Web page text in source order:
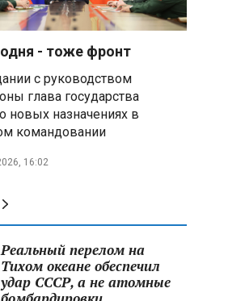
- тоже фронт
с руководством
глава государства
новых назначениях в
командовании
16:02
Реальный перелом на
Тихом океане обеспечил
удар СССР, а не атомные